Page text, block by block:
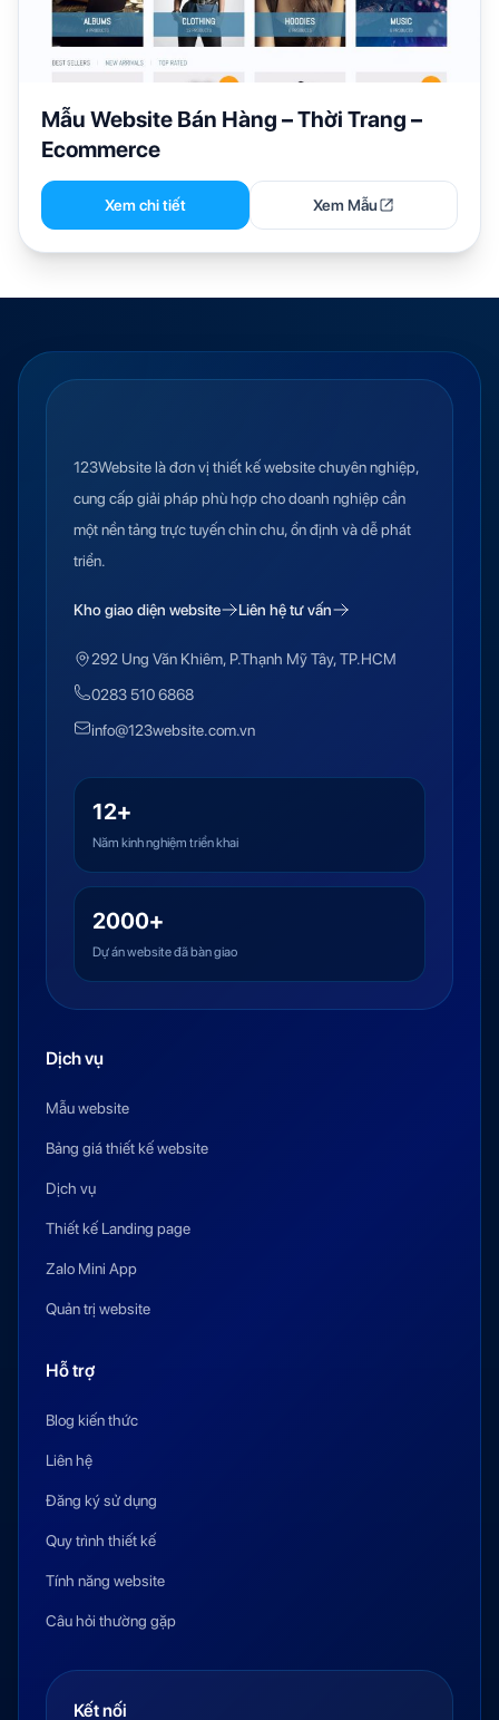
Mẫu Website Bán Hàng – Thời Trang –
Ecommerce
Xem chi tiết Xem Mẫu
123Website là đơn vị thiết kế website chuyên nghiệp,
cung cấp giải pháp phù hợp cho doanh nghiệp cần
một nền tảng trực tuyến chỉn chu, ổn định và dễ phát
triển.
Kho giao diện website Liên hệ tư vấn
292 Ung Văn Khiêm, P.Thạnh Mỹ Tây, TP.HCM
0283 510 6868
info@123website.com.vn
12+
Năm kinh nghiệm triển khai
2000+
Dự án website đã bàn giao
Dịch vụ
Mẫu website
Bảng giá thiết kế website
Dịch vụ
Thiết kế Landing page
Zalo Mini App
Quản trị website
Hỗ trợ
Blog kiến thức
Liên hệ
Đăng ký sử dụng
Quy trình thiết kế
Tính năng website
Câu hỏi thường gặp
Kết nối